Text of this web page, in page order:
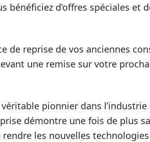
bénéficiez d’offres spéciales et
de reprise de vos anciennes
une remise sur votre
pionnier dans l’industrie
démontre une fois de plus sa
les nouvelles